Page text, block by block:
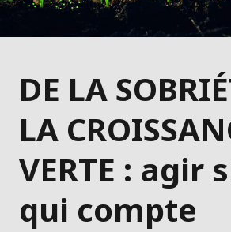
DE LA
LA
VERTE : agir
qui compte